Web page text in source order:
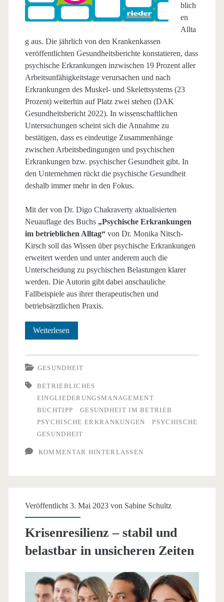
blich
en
Allta
g aus. Die jährlich von den Krankenkassen
veröffentlichten Gesundheitsberichte konstatieren, dass
psychische Erkrankungen inzwischen 19 Prozent aller
Arbeitsunfähigkeitstage verursachen und nach
Erkrankungen des Muskel- und Skelettsystems (23
Prozent) weiterhin auf Platz zwei stehen (DAK
Gesundheitsbericht 2022). In wissenschaftlichen
Untersuchungen scheint sich die Annahme zu
bestätigen, dass es eindeutige Zusammenhänge
zwischen Arbeitsbedingungen und psychischen
Erkrankungen bzw. psychischer Gesundheit gibt. In
den Unternehmen rückt die psychische Gesundheit
deshalb immer mehr in den Fokus.
Mit der von Dr. Digo Chakraverty aktualisierten
Neuauflage des Buchs „Psychische Erkrankungen
im betrieblichen Alltag“von Dr. Monika Nitsch-
Kirsch soll das Wissen über psychische Erkrankungen
erweitert werden und unter anderem auch die
Unterscheidung zu psychischen Belastungen klarer
werden. Die Autorin gibt dabei anschauliche
Fallbeispiele aus ihrer therapeutischen und
betriebsärztlichen Praxis.
Weiterlesen
Erkrankungen
im
betrieblichen
Alltag
GESUNDHEIT
BETRIEBLICHES
EINGLIEDERUNGSMANAGEMENT
BUCHTIPP
GESUNDHEIT IM BETRIEB
PSYCHISCHE ERKRANKUNGEN
PSYCHISCHE
GESUNDHEIT
KOMMENTAR HINTERLASSEN
Veröffentlicht 3. Mai 2023 von Sabine Schultz
Krisenresilienz – stabil und
belastbar in unsicheren Zeiten